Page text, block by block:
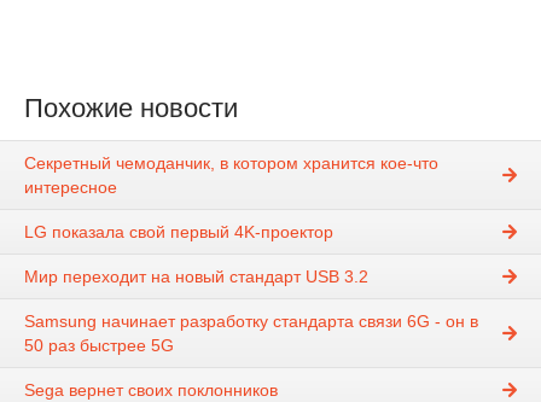
Похожие новости
Секретный чемоданчик, в котором хранится кое-что
интересное
LG показала свой первый 4K-проектор
Мир переходит на новый стандарт USB 3.2
Samsung начинает разработку стандарта связи 6G - он в
50 раз быстрее 5G
Sega вернет своих поклонников